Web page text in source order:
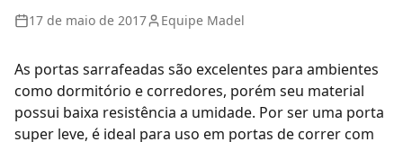
17 de maio de 2017 Equipe Madel
As portas sarrafeadas são excelentes para ambientes
como dormitório e corredores, porém seu material
possui baixa resistência a umidade. Por ser uma porta
super leve, é ideal para uso em portas de corrercom